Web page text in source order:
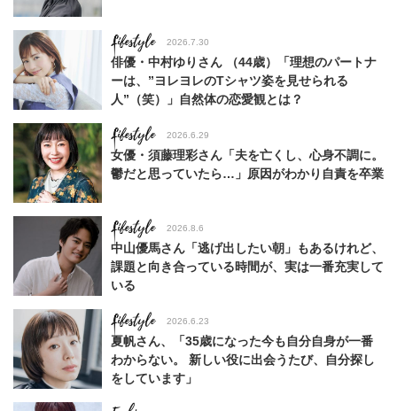
Lifestyle 2026.7.30
俳優・中村ゆりさん （44歳）「理想のパートナ
ーは、”ヨレヨレのTシャツ姿を見せられる
人”（笑）」自然体の恋愛観とは？
Lifestyle 2026.6.29
女優・須藤理彩さん「夫を亡くし、心身不調に。
鬱だと思っていたら…」原因がわかり自責を卒業
Lifestyle 2026.8.6
中山優馬さん「逃げ出したい朝」もあるけれど、
課題と向き合っている時間が、実は一番充実して
いる
Lifestyle 2026.6.23
夏帆さん、「35歳になった今も自分自身が一番
わからない。 新しい役に出会うたび、自分探し
をしています」